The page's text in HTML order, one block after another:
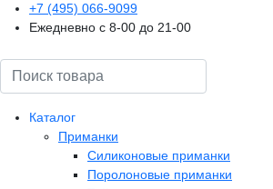
+7 (495) 066-9099
Ежедневно с 8-00 до 21-00
Поиск
Каталог
Приманки
Силиконовые приманки
Поролоновые приманки